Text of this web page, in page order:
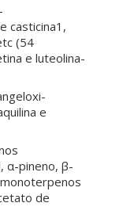
casticina1,
(54
e luteolina-
e
α-pineno, β-
de